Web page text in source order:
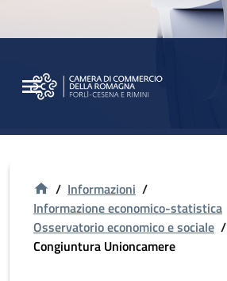
/ Informazioni /
Informazione economico-statistica
Osservatorio economico e sociale /
Congiuntura Unioncamere